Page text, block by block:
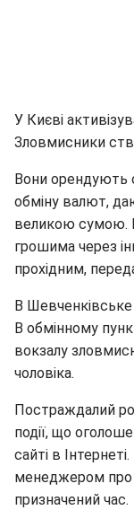
У Києві
Зловмисники
Вони орендують
обміну валют,
великою сумою.
грошима через
прохідним,
В Шевченківське
В обмінному
вокзалу
чоловіка.
Постраждалий
події, що
сайті в
менеджером про
призначений час.